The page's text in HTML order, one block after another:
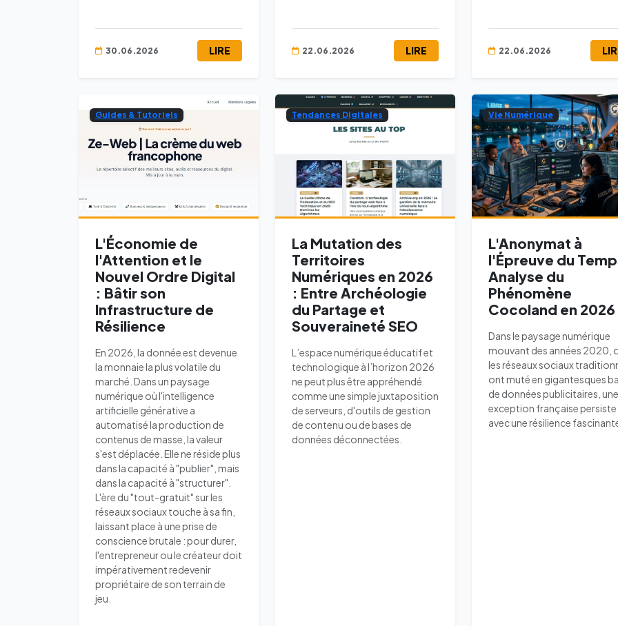
30.06.2026 LIRE 22.06.2026 LIRE 22.06.2026
Guides & Tutoriels
L'Économie de
l'Attention et le
Nouvel Ordre Digital
: Bâtir son
Infrastructure de
Résilience
En 2026, la donnée est devenue
la monnaie la plus volatile du
marché. Dans un paysage
numérique où l'intelligence
artificielle générative a
automatisé la production de
contenus de masse, la valeur
s'est déplacée. Elle ne réside plus
dans la capacité à "publier", mais
dans la capacité à "structurer".
L'ère du "tout-gratuit" sur les
réseaux sociaux touche à sa fin,
laissant place à une prise de
conscience brutale : pour durer,
l'entrepreneur ou le créateur doit
impérativement redevenir
propriétaire de son terrain de
jeu.
Tendances Digitales
La Mutation des
Territoires
Numériques en 2026
: Entre Archéologie
du Partage et
Souveraineté SEO
L’espace numérique éducatif et
technologique à l’horizon 2026
ne peut plus être appréhendé
comme une simple juxtaposition
de serveurs, d'outils de gestion
de contenu ou de bases de
données déconnectées.
Vie Numérique
L'Anonymat à
l'Épreuve du
Analyse du
Phénomène
Cocoland en 2026
Dans le paysage numérique
mouvant des années 2020,
les réseaux sociaux
ont muté en gigantesques
de données publicitaires, une
exception française persiste
avec une résilience